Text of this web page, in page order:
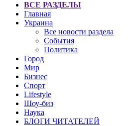
ВСЕ РАЗДЕЛЫ
Главная
Украина
Все новости раздела
События
Политика
Город
Мир
Бизнес
Спорт
Lifestyle
Шоу-биз
Наука
БЛОГИ ЧИТАТЕЛЕЙ